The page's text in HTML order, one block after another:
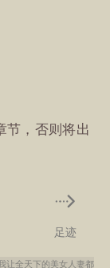
节，否则将出
足迹
让全天下的美女人妻都